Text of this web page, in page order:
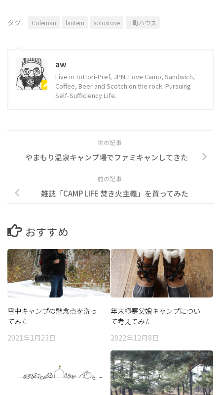
タグ: Coleman lantern solostove T町ハウス
aw
Live in Tottori-Pref, JPN. Love Camp, Sandwich,
Coffee, Beer and Scotch on the rock. Pursuing
Self-Sufficiency Life.
次の記事
やまもり温泉キャンプ場でファミキャンしてきた
前の記事
雑誌「CAMP LIFE 焚き火主義」を買ってみた
おすすめ
雪中キャンプの懸念点を洗っ
てみた
2021年1月23日
年末極寒父娘キャンプについ
て考えてみた
2022年12月8日